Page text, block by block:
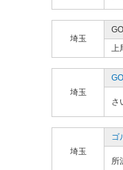
埼玉
上
埼玉
さ
埼玉
ゴ
所